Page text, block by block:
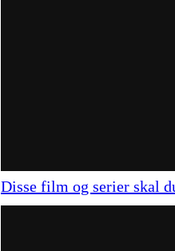
Disse film og serier skal